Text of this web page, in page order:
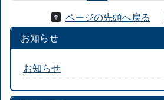
ページの先頭へ戻る
お知らせ
お知らせ